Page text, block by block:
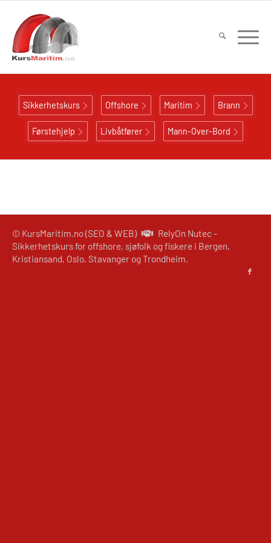
Sikkerhetskurs Offshore Maritim Brann
Førstehjelp Livbåtfører Mann-Over-Bord
© KursMaritim.no (SEO & WEB)
RelyOn Nutec -
Sikkerhetskurs for offshore, sjøfolk og fiskere i Bergen,
Kristiansand, Oslo, Stavanger og Trondheim.